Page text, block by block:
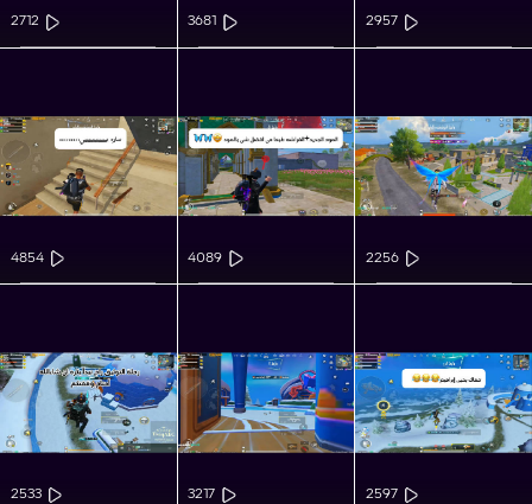
2957
3681
2712
2256
4089
4854
2597
3217
2533